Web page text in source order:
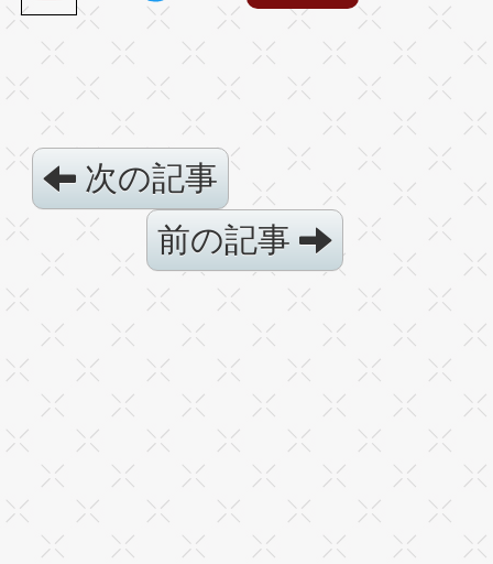
次の記事
前の記事